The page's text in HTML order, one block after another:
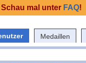
Medaillen
mal unter FAQ!